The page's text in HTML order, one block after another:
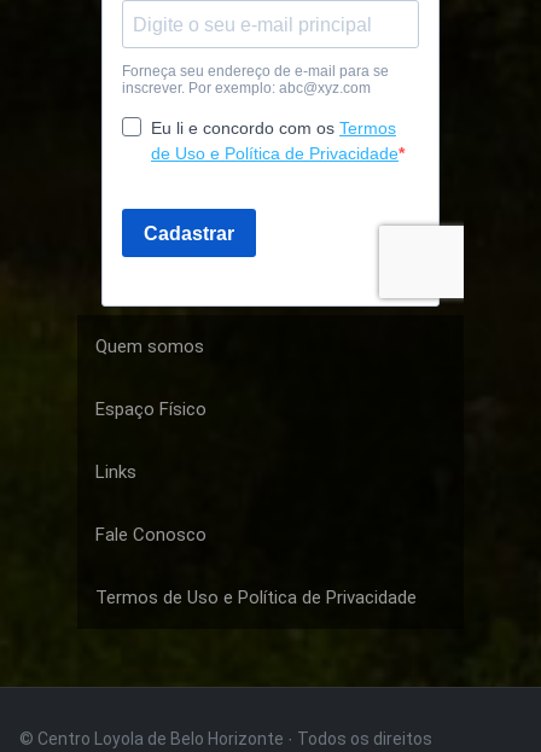
Quem somos
Espaço Físico
Links
Fale Conosco
Termos de Uso e Política de Privacidade
© Centro Loyola de Belo Horizonte · Todos os direitos